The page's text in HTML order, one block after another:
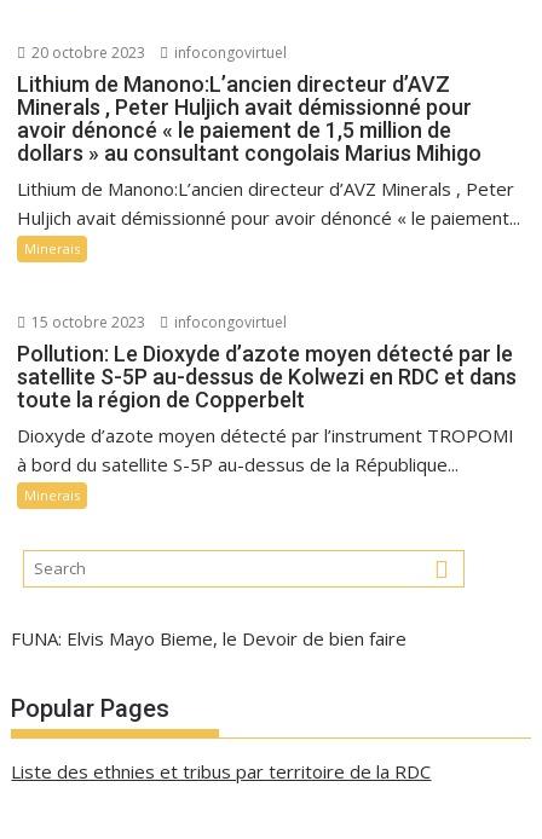
20 octobre 2023 infocongovirtuel
Lithium de Manono:L’ancien directeur d’AVZ
Minerals , Peter Huljich avait démissionné pour
avoir dénoncé « le paiement de 1,5 million de
dollars » au consultant congolais Marius Mihigo
Lithium de Manono:L’ancien directeur d’AVZ Minerals , Peter
Huljich avait démissionné pour avoir dénoncé « le paiement...
Minerais
15 octobre 2023 infocongovirtuel
Pollution: Le Dioxyde d’azote moyen détecté par le
satellite S-5P au-dessus de Kolwezi en RDC et dans
toute la région de Copperbelt
Dioxyde d’azote moyen détecté par l’instrument TROPOMI
à bord du satellite S-5P au-dessus de la République...
Minerais
FUNA: Elvis Mayo Bieme, le Devoir de bien faire
Popular Pages
Liste des ethnies et tribus par territoire de la RDC